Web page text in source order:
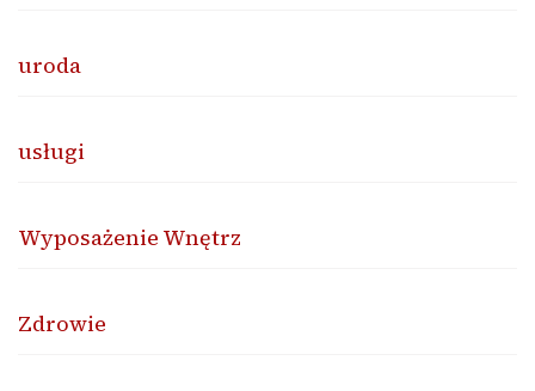
uroda
usługi
Wyposażenie Wnętrz
Zdrowie